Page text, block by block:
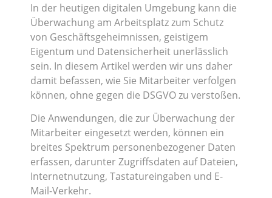
In der heutigen digitalen Umgebung kann die
Überwachung am Arbeitsplatz zum Schutz
von Geschäftsgeheimnissen, geistigem
Eigentum und Datensicherheit unerlässlich
sein. In diesem Artikel werden wir uns daher
damit befassen, wie Sie Mitarbeiter verfolgen
können, ohne gegen die DSGVO zu verstoßen.
Die Anwendungen, die zur Überwachung der
Mitarbeiter eingesetzt werden, können ein
breites Spektrum personenbezogener Daten
erfassen, darunter Zugriffsdaten auf Dateien,
Internetnutzung, Tastatureingaben und E-
Mail-Verkehr.